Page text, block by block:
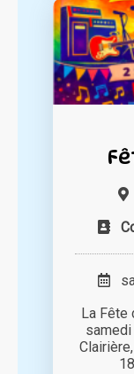
La Fête
samedi